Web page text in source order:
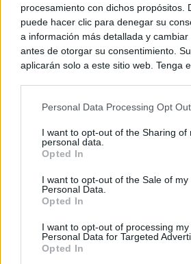
procesamiento con dichos propósitos.
puede hacer clic para denegar su
a información más detallada y
antes de otorgar su consentimiento.
aplicarán solo a este sitio web. Tenga
rechazar tal procesamiento. Puede
a este sitio y haciendo clic en el botón
parte inferior de la página web.
Please note that this website/app uses
services and may gather and store
not limited to your visit or usage
use your data for below specified
consent section.
Personal Data Processing Opt
I want to opt-out of the Sharing of
personal data.
Opted In
I want to opt-out of the Sale of my
Personal Data.
Opted In
I want to opt-out of processing my
Personal Data for Targeted
Opted In
Tomelloso roza los 40 grados
este sábado con aviso amarillo
por altas temperaturas
08/08/2026
Calor, calima y tormentas
sábado en Castilla-La Mancha
08/08/2026
Tomelloso desafía al calor y
de ambiente la primera noche
07/08/2026